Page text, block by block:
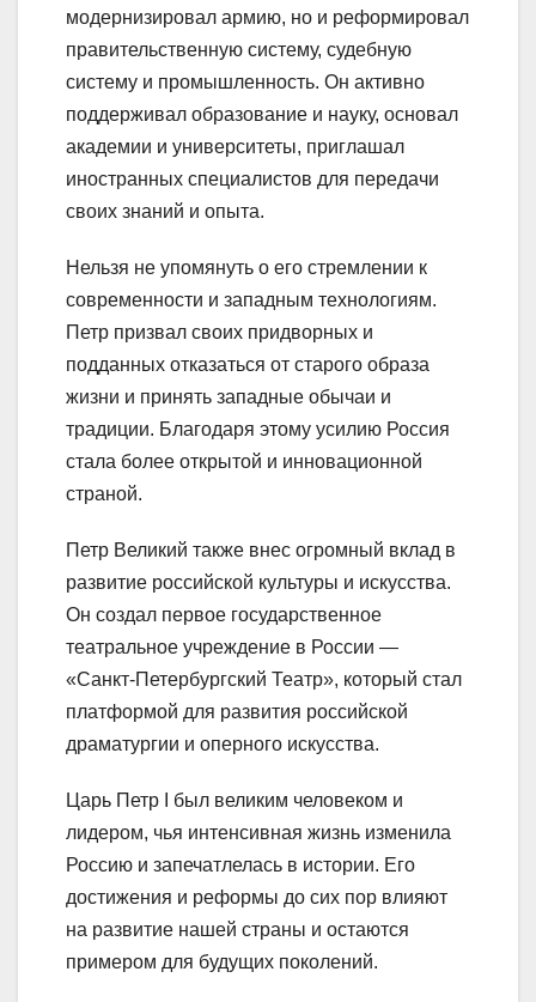
модернизировал армию, но и реформировал
правительственную систему, судебную
систему и промышленность. Он активно
поддерживал образование и науку, основал
академии и университеты, приглашал
иностранных специалистов для передачи
своих знаний и опыта.
Нельзя не упомянуть о его стремлении к
современности и западным технологиям.
Петр призвал своих придворных и
подданных отказаться от старого образа
жизни и принять западные обычаи и
традиции. Благодаря этому усилию Россия
стала более открытой и инновационной
страной.
Петр Великий также внес огромный вклад в
развитие российской культуры и искусства.
Он создал первое государственное
театральное учреждение в России —
«Санкт-Петербургский Театр», который стал
платформой для развития российской
драматургии и оперного искусства.
Царь Петр I был великим человеком и
лидером, чья интенсивная жизнь изменила
Россию и запечатлелась в истории. Его
достижения и реформы до сих пор влияют
на развитие нашей страны и остаются
примером для будущих поколений.